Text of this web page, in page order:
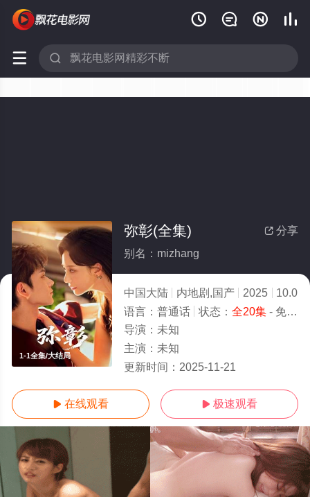
   
 
1-1全集/大结局
 分享
弥彰(全集)
别名：mizhang
中国大陆 内地剧,国产 2025
10.0
语言： 普通话 状态： 全20集- 免费观看
导演： 未知
主演： 未知
更新时间： 2025-11-21
 在线观看  极速观看